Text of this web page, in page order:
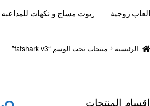
العاب زوجية زيوت مساج و نكهات للمداعبه
الرئيسية Let’s Keep In Touch أدوية تكبير و
علاج سرعة القذف
الرئيسية منتجات تحت الوسم “fatshark v3”
اقسام المنتجات